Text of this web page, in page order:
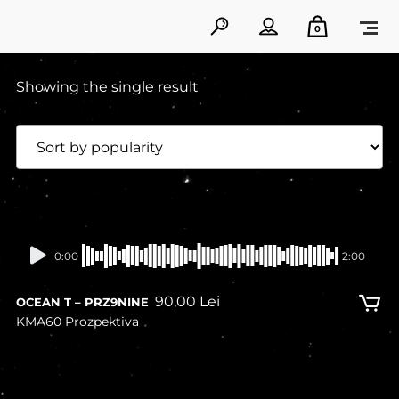
0
Showing the single result
0:00 2:00
OCEAN T – PRZ9NINE 90,00 Lei
KMA60 Prozpektiva